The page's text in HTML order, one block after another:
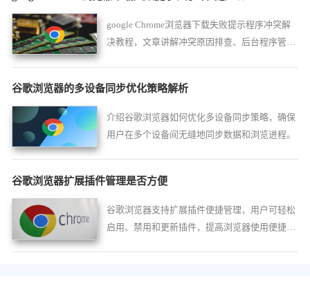
google Chrome浏览器下载失败提示程序冲突解
决教程，文章讲解冲突原因排查、后台程序管理
谷歌浏览器的多设备同步优化策略解析
介绍谷歌浏览器如何优化多设备同步策略，确保
用户在多个设备间无缝地同步数据和浏览进程。
谷歌浏览器扩展插件管理是否方便
谷歌浏览器支持扩展插件便捷管理，用户可轻松
启用、禁用和更新插件，提高浏览器使用便捷性